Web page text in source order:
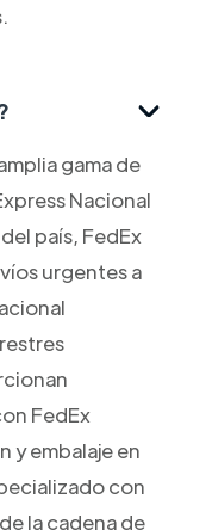
gama de
Nacional
país, FedEx
urgentes a
FedEx
y embalaje en
con
la cadena de